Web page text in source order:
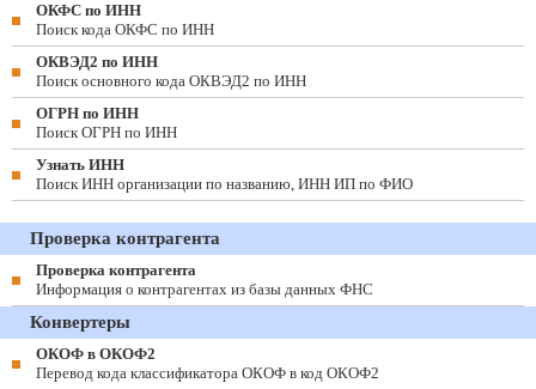
ОКФС по ИНН
Поиск кода ОКФС по ИНН
ОКВЭД2 по ИНН
Поиск основного кода ОКВЭД2 по ИНН
ОГРН по ИНН
Поиск ОГРН по ИНН
Узнать ИНН
Поиск ИНН организации по названию, ИНН ИП по ФИО
Проверка контрагента
Проверка контрагента
Информация о контрагентах из базы данных ФНС
Конвертеры
ОКОФ в ОКОФ2
Перевод кода классификатора ОКОФ в код ОКОФ2